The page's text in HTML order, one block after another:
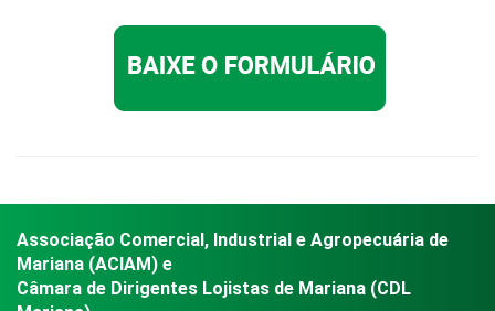
Associação Comercial, Industrial e Agropecuária de
Mariana (ACIAM) e
Câmara de Dirigentes Lojistas de Mariana (CDL